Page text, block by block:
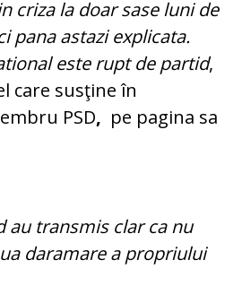
criza la doar sase luni de
pana astazi explicata.
este rupt de partid,
care susţine în
PSD, pe pagina sa
au transmis clar ca nu
daramare a propriului